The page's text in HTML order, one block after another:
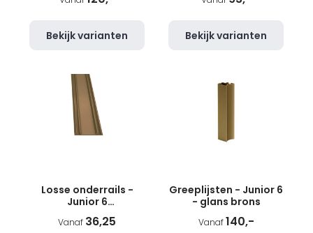
Bekijk varianten Bekijk varianten
Losse onderrails -
Junior 6
glans brons
Vanaf 36,25
Greeplijsten - Junior 6
- glans brons
Vanaf140,-